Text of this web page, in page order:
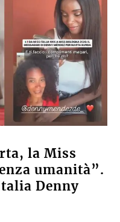
la Miss
umanità”.
Denny